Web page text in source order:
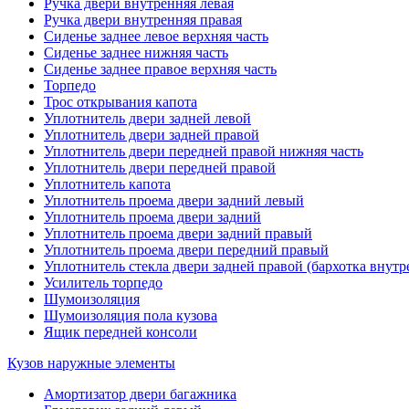
Ручка двери внутренняя правая
Сиденье заднее левое верхняя часть
Сиденье заднее нижняя часть
Сиденье заднее правое верхняя часть
Торпедо
Трос открывания капота
Уплотнитель двери задней левой
Уплотнитель двери задней правой
Уплотнитель двери передней правой нижняя часть
Уплотнитель двери передней правой
Уплотнитель капота
Уплотнитель проема двери задний левый
Уплотнитель проема двери задний
Уплотнитель проема двери задний правый
Уплотнитель проема двери передний правый
Уплотнитель стекла двери задней правой (бархотка
Усилитель торпедо
Шумоизоляция
Шумоизоляция пола кузова
Ящик передней консоли
Кузов наружные элементы
Амортизатор двери багажника